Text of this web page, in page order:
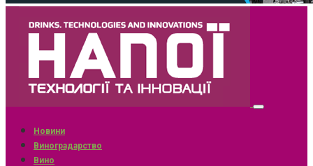
Новини
Виноградарство
Вино